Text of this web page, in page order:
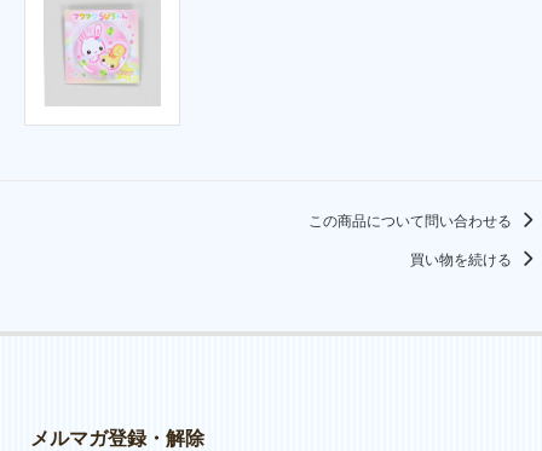
この商品について問い合わせる
買い物を続ける
メルマガ登録・解除